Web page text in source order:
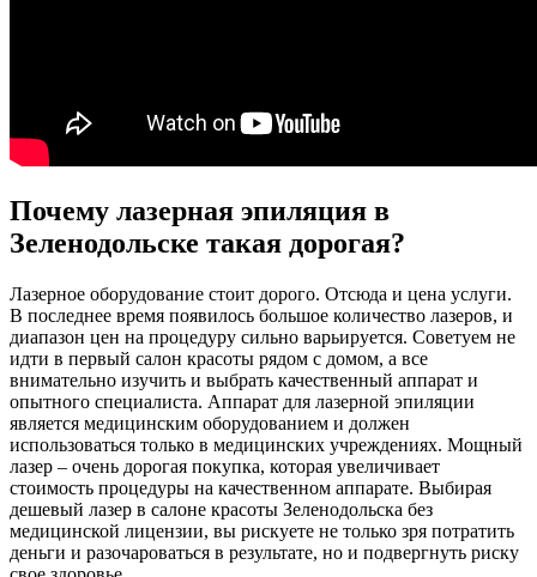
Почему лазерная эпиляция в
Зеленодольске такая дорогая?
Лазерное оборудование стоит дорого. Отсюда и цена услуги.
В последнее время появилось большое количество лазеров, и
диапазон цен на процедуру сильно варьируется. Советуем не
идти в первый салон красоты рядом с домом, а все
внимательно изучить и выбрать качественный аппарат и
опытного специалиста. Аппарат для лазерной эпиляции
является медицинским оборудованием и должен
использоваться только в медицинских учреждениях. Мощный
лазер – очень дорогая покупка, которая увеличивает
стоимость процедуры на качественном аппарате. Выбирая
дешевый лазер в салоне красоты Зеленодольска без
медицинской лицензии, вы рискуете не только зря потратить
деньги и разочароваться в результате, но и подвергнуть риску